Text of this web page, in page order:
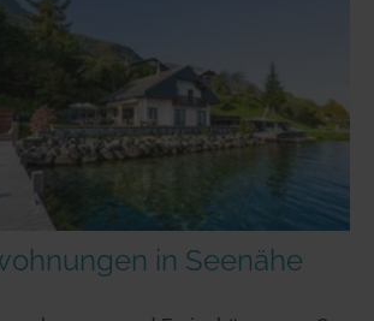
in Seenähe